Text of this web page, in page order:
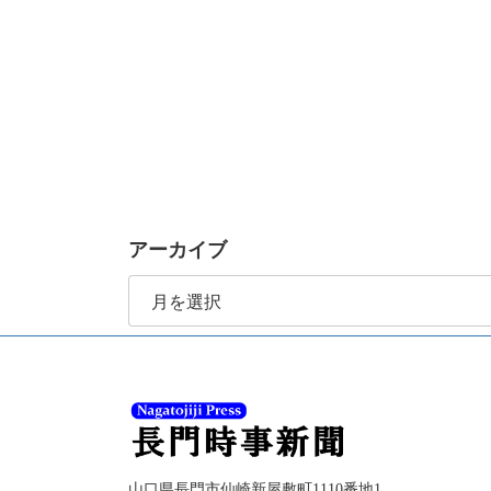
アーカイブ
ア
イ